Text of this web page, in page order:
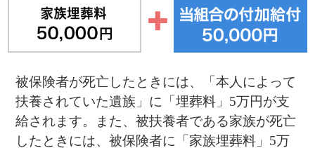
業務上の事故が原因のときは
業務上あるいは通勤途中の事故などが原因で死
亡したときは、健康保険の「埋葬料」ではな
で、事業所担当者にお問い合わせください。
※業務上の負傷等でも労災保険の給付対象とならない場合
は、法人（5人未満の法人除く）の役員としての業務を除
き、健康保険の給付対象となります。